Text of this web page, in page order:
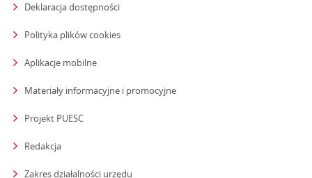
Deklaracja dostępności
Polityka plików cookies
Aplikacje mobilne
Materiały informacyjne i promocyjne
Projekt PUESC
Redakcja
Zakres działalności urzędu